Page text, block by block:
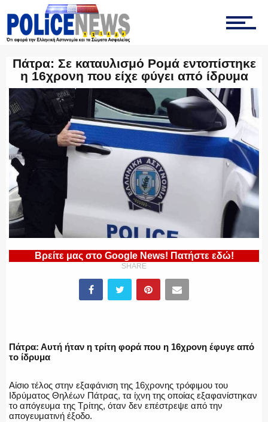
ΤΡΟΧΑΙΑ
ΟΠΚΕ
ΟΜΑΔΑ “Ζ”
ΕΚΑΜ
ΠΥΡΟΣΒΕΣΤΙΚΗ
Πάτρα: Σε καταυλισμό Ρομά εντοπίστηκε
η 16χρονη που είχε φύγει από ίδρυμα
Βρείτε μας στο Google News! Πατήστε εδώ!
SHARE
Πάτρα: Αυτή ήταν η τρίτη φορά που η 16χρονη έφυγε από
το ίδρυμα
Αίσιο τέλος στην εξαφάνιση της 16χρονης τρόφιμου του
Ιδρύματος Θηλέων Πάτρας, τα ίχνη της οποίας εξαφανίστηκαν
το απόγευμα της Τρίτης, όταν δεν επέστρεψε από την
απογευματινή έξοδο.